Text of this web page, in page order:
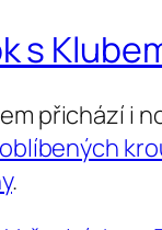
s
přichází i
oblíbených
.